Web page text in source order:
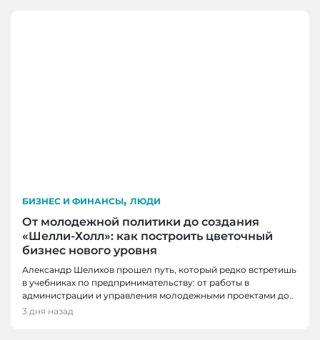
БИЗНЕС И ФИНАНСЫ, ЛЮДИ
От молодежной политики до создания
«Шелли-Холл»: как построить цветочный
бизнес нового уровня
Александр Шелихов прошел путь, который редко встретишь
в учебниках по предпринимательству: от работы в
администрации и управления молодежными проектами до..
3 дня назад